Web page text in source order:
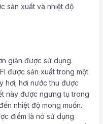
sản xuất và nhiệt độ
giản được sử dụng.
được sản xuất trong một
hơi; hơi nước thu được
này được ngưng tụ trong
nhiệt độ mong muốn.
điểm là nó sử dụng